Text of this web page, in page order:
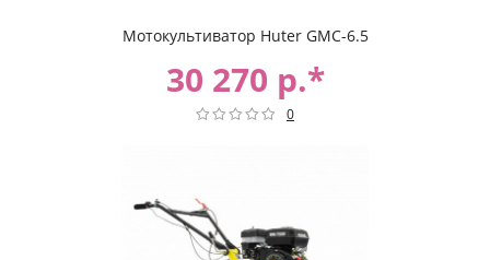
Мотокультиватор Huter GMC-6.5
30 270 р.*
0